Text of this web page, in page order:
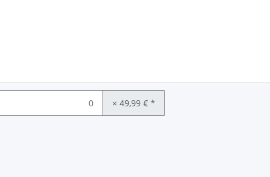
× 49,99 € *